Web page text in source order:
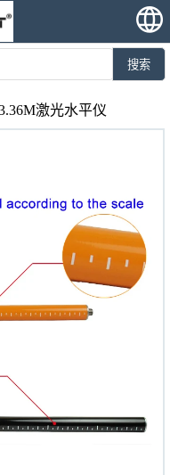
搜索
激光水平仪